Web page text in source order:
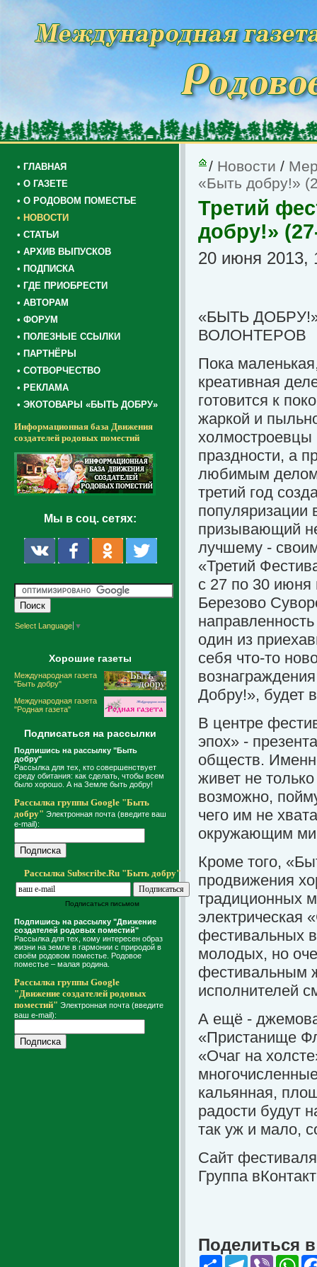
• ГЛАВНАЯ
• О ГАЗЕТЕ
• О РОДОВОМ ПОМЕСТЬЕ
• НОВОСТИ
• СТАТЬИ
• АРХИВ ВЫПУСКОВ
• ПОДПИСКА
• ГДЕ ПРИОБРЕСТИ
• АВТОРАМ
• ФОРУМ
• ПОЛЕЗНЫЕ ССЫЛКИ
• ПАРТНЁРЫ
• СОТВОРЧЕСТВО
• РЕКЛАМА
• ЭКОТОВАРЫ «БЫТЬ ДОБРУ»
Информационная база Движения
создателей родовых поместий
Мы в соц. сетях:
Select Language ▼
Хорошие газеты
Международная газета
"Быть добру"
Международная газета
"Родная газета"
Подписаться на рассылки
Подпишись на рассылку "Быть
добру"
Рассылка для тех, кто совершенствует
среду обитания: как сделать, чтобы всем
было хорошо. А на Земле быть добру!
Рассылка группы Google "Быть
добру" Электронная почта (введите ваш
e-mail):
Рассылка Subscribe.Ru "Быть добру"
Подписаться письмом
Подпишись на рассылку "Движение
создателей родовых поместий"
Рассылка для тех, кому интересен образ
жизни на земле в гармонии с природой в
своём родовом поместье. Родовое
поместье – малая родина.
Рассылка группы Google
"Движение создателей родовых
поместий" Электронная почта (введите
ваш e-mail):
/ Новости /
«Быть добру!»
Третий
добру!»
20 июня 2013,
«БЫТЬ
ВОЛОНТЕРОВ
Пока
креативная
готовится к
жаркой и
холмостроевцы
праздности, а
любимым
третий год
популяризации
призывающий
лучшему -
«Третий
с 27 по 30 июня
Березово
один из
себя что-то
Добру!», будет
В центре
эпох» -
обществ.
живет не
возможно,
чего им не
окружающим
Кроме того,
продвижения
традиционных
электрическая
фестивальных
молодых, но
фестивальным
исполнителей
А ещё -
«Пристанище
«Очаг на
кальянная,
радости будут
так уж и мало,
Сайт
Группа
Поделиться
Share Telegram
Viber